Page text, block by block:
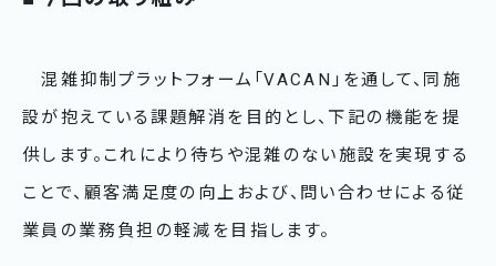
混雑抑制プラットフォーム「VACAN」を通して、同施
設が抱えている課題解消を目的とし、下記の機能を提
供します。これにより待ちや混雑のない施設を実現する
ことで、顧客満足度の向上および、問い合わせによる従
業員の業務負担の軽減を目指します。